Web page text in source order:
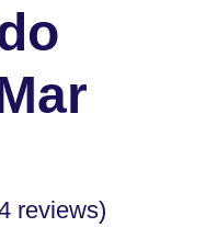
reviews)